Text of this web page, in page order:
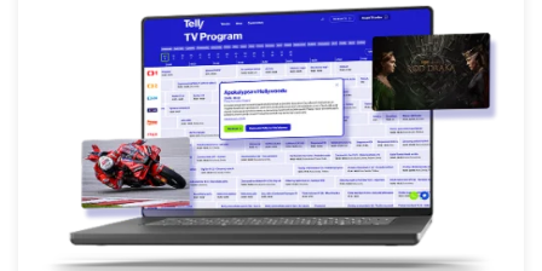
kým se zdá být. Vandě bývalý profesor z vysoké
školy Aladar, jehož je ochotná si vzít, „protože ji má
rád“. A Edo se už zase přizpůsobuje dalšímu příteli,